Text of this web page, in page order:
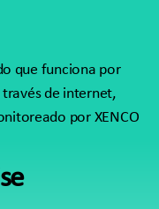
que funciona por
de internet,
por XENCO